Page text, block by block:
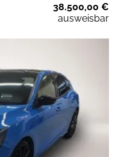
38.500,00 €
ausweisbar